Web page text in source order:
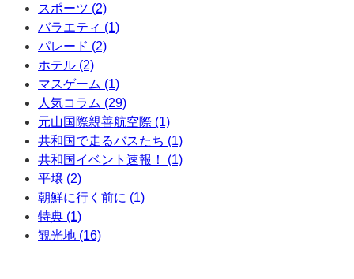
スポーツ (2)
バラエティ (1)
パレード (2)
ホテル (2)
マスゲーム (1)
人気コラム (29)
元山国際親善航空際 (1)
共和国で走るバスたち (1)
共和国イベント速報！ (1)
平壌 (2)
朝鮮に行く前に (1)
特典 (1)
観光地 (16)